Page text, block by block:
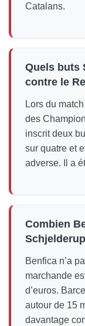
Catalans.
Quels buts
contre le
Lors du
des
inscrit deux
sur quatre et
adverse. Il a
Combien
Benfica n’a
marchande
d’euros.
autour de 15
davantage